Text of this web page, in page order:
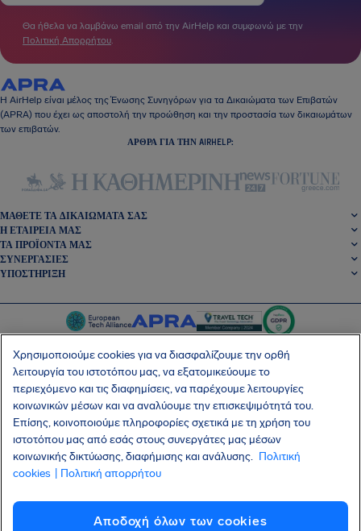
Θα ήθελα να λαμβάνω email από την AirHelp και συμφωνώ με την
Πολιτική Απορρήτου.
Η AirHelp είναι μέλος της Ένωσης Συνηγόρων για τα Δικαιώματα των Επιβατών
(APRA) που έχει ως αποστολή την προώθηση και την προστασία των δικαιωμάτων
των επιβατών.
ΆΡΘΡΑ ΓΙΑ ΤΗΝ AIRHELP:
ΜΆΘΕΤΕ ΤΑ ΔΙΚΑΙΏΜΑΤΆ ΣΑΣ
Η ΕΤΑΙΡΕΊΑ ΜΑΣ
ΤΑ ΠΡΟΪΌΝΤΑ ΜΑΣ
ΣΥΝΕΡΓΑΣΊΕΣ
ΥΠΟΣΤΉΡΙΞΗ
SocialFacebook
SocialTwitter
SocialInstagram
SocialLinkedin
ΑΠΟΚΤΉΣΤΕ ΤΗ ΔΩΡΕΆΝ ΕΦΑΡΜΟΓΉ ΜΑΣ
Όροι και Προϋποθέσεις Πολιτική Απορρήτου
Imprint
Χρησιμοποιούμε cookies για να διασφαλίζουμε την ορθή
λειτουργία του ιστοτόπου μας, να εξατομικεύουμε το
περιεχόμενο και τις διαφημίσεις, να παρέχουμε λειτουργίες
κοινωνικών μέσων και να αναλύουμε την επισκεψιμότητά του.
Επίσης, κοινοποιούμε πληροφορίες σχετικά με τη χρήση του
ιστοτόπου μας από εσάς στους συνεργάτες μας μέσων
κοινωνικής δικτύωσης, διαφήμισης και ανάλυσης. Πολιτική
cookies
| Πολιτική απορρήτου
Αποδοχή όλων των cookies